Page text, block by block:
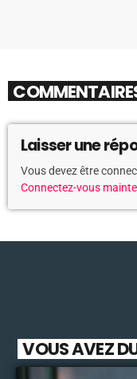
Laisser une
Vous devez être
Connectez-vous
VOUS AVEZ